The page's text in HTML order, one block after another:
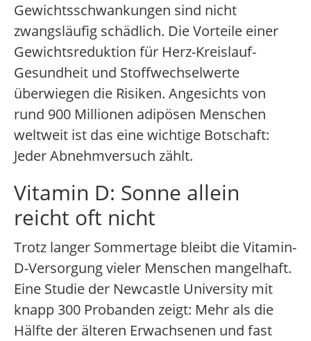
Gewichtsschwankungen sind nicht
zwangsläufig schädlich. Die Vorteile einer
Gewichtsreduktion für Herz-Kreislauf-
Gesundheit und Stoffwechselwerte
überwiegen die Risiken. Angesichts von
rund 900 Millionen adipösen Menschen
weltweit ist das eine wichtige Botschaft:
Jeder Abnehmversuch zählt.
Vitamin D: Sonne allein
reicht oft nicht
Trotz langer Sommertage bleibt die Vitamin-
D-Versorgung vieler Menschen mangelhaft.
Eine Studie der Newcastle University mit
knapp 300 Probanden zeigt: Mehr als die
Hälfte der älteren Erwachsenen und fast